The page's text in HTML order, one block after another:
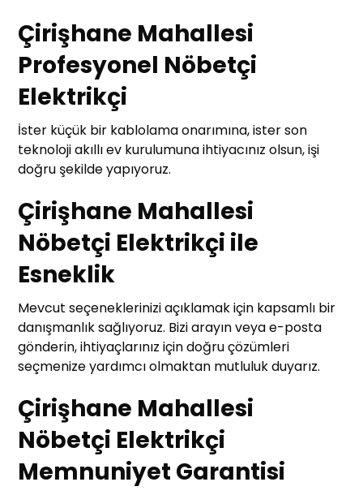
Çirişhane Mahallesi
Profesyonel Nöbetçi
Elektrikçi
İster küçük bir kablolama onarımına, ister son
teknoloji akıllı ev kurulumuna ihtiyacınız olsun, işi
doğru şekilde yapıyoruz.
Çirişhane Mahallesi
Nöbetçi Elektrikçi ile
Esneklik
Mevcut seçeneklerinizi açıklamak için kapsamlı bir
danışmanlık sağlıyoruz. Bizi arayın veya e-posta
gönderin, ihtiyaçlarınız için doğru çözümleri
seçmenize yardımcı olmaktan mutluluk duyarız.
Çirişhane Mahallesi
Nöbetçi Elektrikçi
Memnuniyet Garantisi